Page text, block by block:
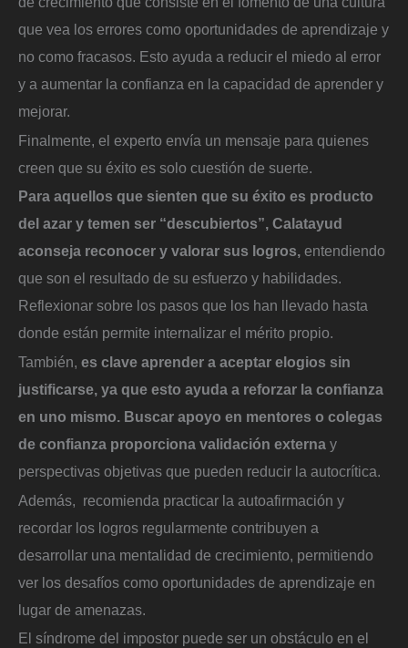
que vea los errores como oportunidades de aprendizaje y
no como fracasos. Esto ayuda a reducir el miedo al error
y a aumentar la confianza en la capacidad de aprender y
mejorar.
Finalmente, el experto envía un mensaje para quienes
creen que su éxito es solo cuestión de suerte.
Para aquellos que sienten que su éxito es producto
del azar y temen ser “descubiertos”, Calatayud
aconseja reconocer y valorar sus logros, entendiendo
que son el resultado de su esfuerzo y habilidades.
Reflexionar sobre los pasos que los han llevado hasta
donde están permite internalizar el mérito propio.
También, es clave aprender a aceptar elogios sin
justificarse, ya que esto ayuda a reforzar la confianza
en uno mismo. Buscar apoyo en mentores o colegas
de confianza proporciona validación externa y
perspectivas objetivas que pueden reducir la autocrítica.
Además, recomienda practicar la autoafirmación y
recordar los logros regularmente contribuyen a
desarrollar una mentalidad de crecimiento, permitiendo
ver los desafíos como oportunidades de aprendizaje en
lugar de amenazas.
El síndrome del impostor puede ser un obstáculo en el